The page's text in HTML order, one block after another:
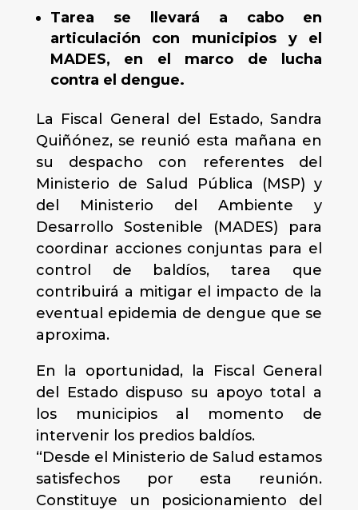
Tarea se llevará a cabo en
articulación con municipios y el
MADES, en el marco de lucha
contra el dengue.
La Fiscal General del Estado, Sandra
Quiñónez, se reunió esta mañana en
su despacho con referentes del
Ministerio de Salud Pública (MSP) y
del Ministerio del Ambiente y
Desarrollo Sostenible (MADES) para
coordinar acciones conjuntas para el
control de baldíos, tarea que
contribuirá a mitigar el impacto de la
eventual epidemia de dengue que se
aproxima.
En la oportunidad, la Fiscal General
del Estado dispuso su apoyo total a
los municipios al momento de
intervenir los predios baldíos.
“Desde el Ministerio de Salud estamos
satisfechos por esta reunión.
Constituye un posicionamiento del